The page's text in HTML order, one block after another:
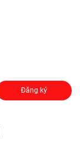
Đăng ký